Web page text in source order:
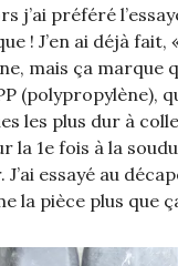
j’ai préféré
! J’en ai déjà fait,
mais ça marque
(polypropylène),
les plus dur à
la 1e fois à la
J’ai essayé au
la pièce plus que